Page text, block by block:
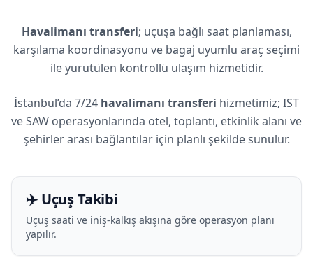
Havalimanı transferi; uçuşa bağlı saat planlaması,
karşılama koordinasyonu ve bagaj uyumlu araç seçimi
ile yürütülen kontrollü ulaşım hizmetidir.
İstanbul’da 7/24 havalimanı transferi hizmetimiz; IST
ve SAW operasyonlarında otel, toplantı, etkinlik alanı ve
şehirler arası bağlantılar için planlı şekilde sunulur.
✈️ Uçuş Takibi
Uçuş saati ve iniş-kalkış akışına göre operasyon planı
yapılır.